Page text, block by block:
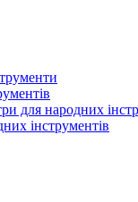
для народних
інструментів